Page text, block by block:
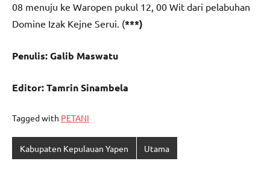
08 menuju ke Waropen pukul 12, 00 Wit dari pelabuhan
Domine Izak Kejne Serui. (***)
Penulis: Galib Maswatu
Editor: Tamrin Sinambela
Tagged with PETANI
Kabupaten Kepulauan Yapen Utama